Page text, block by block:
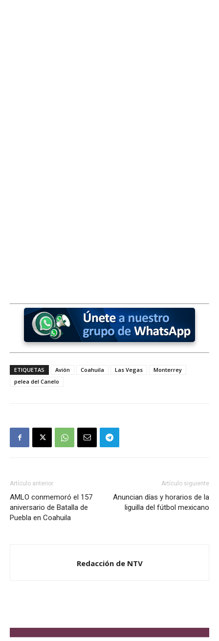
ETIQUETAS Avión Coahuila Las Vegas
Monterrey
pelea del Canelo
Artículo anterior
AMLO conmemoró el 157
aniversario de Batalla de
Puebla en Coahuila
Artículo siguiente
Anuncian días y horarios de la
liguilla del fútbol mexicano
Redacción de NTV